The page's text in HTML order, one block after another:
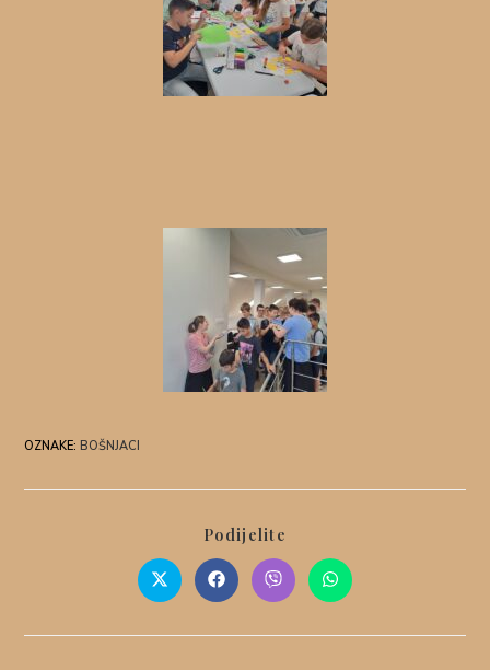
OZNAKE:BOŠNJACI
Podijelite